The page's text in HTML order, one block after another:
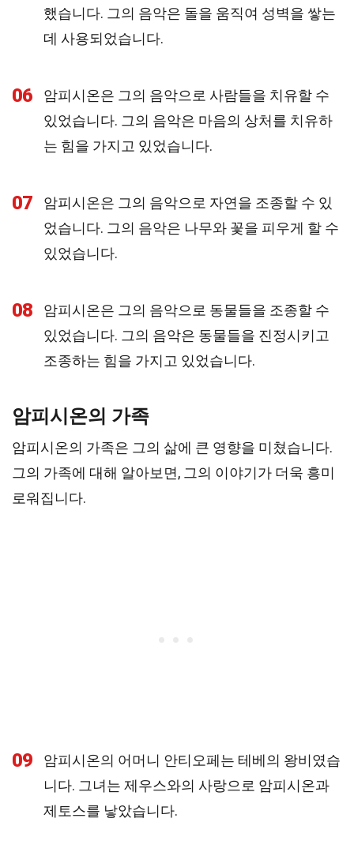
했습니다. 그의 음악은 돌을 움직여 성벽을 쌓는
데 사용되었습니다.
06
암피시온은 그의 음악으로 사람들을 치유할 수
있었습니다. 그의 음악은 마음의 상처를 치유하
는 힘을 가지고 있었습니다.
07
암피시온은 그의 음악으로 자연을 조종할 수 있
었습니다. 그의 음악은 나무와 꽃을 피우게 할 수
있었습니다.
08
암피시온은 그의 음악으로 동물들을 조종할 수
있었습니다. 그의 음악은 동물들을 진정시키고
조종하는 힘을 가지고 있었습니다.
암피시온의 가족
암피시온의 가족은 그의 삶에 큰 영향을 미쳤습니다.
그의 가족에 대해 알아보면, 그의 이야기가 더욱 흥미
로워집니다.
09
암피시온의 어머니 안티오페는 테베의 왕비였습
니다. 그녀는 제우스와의 사랑으로 암피시온과
제토스를 낳았습니다.